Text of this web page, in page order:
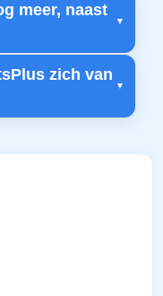
meer, naast
zich van